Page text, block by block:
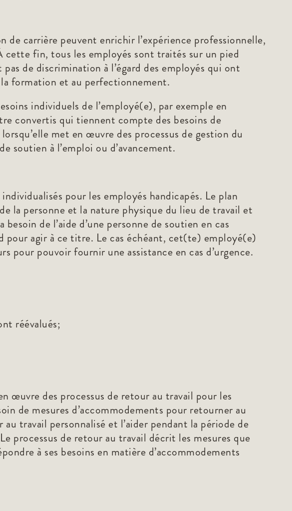
carrière peuvent enrichir l’expérience professionnelle,
cette fin, tous les employés sont traités sur un pied
de discrimination à l’égard des employés qui ont
la formation et au perfectionnement.
individuels de l’employé(e), par exemple en
convertis qui tiennent compte des besoins de
met en œuvre des processus de gestion du
soutien à l’emploi ou d’avancement.
pour les employés handicapés. Le plan
la personne et la nature physique du lieu de travail et
de l’aide d’une personne de soutien en cas
pour agir à ce titre. Le cas échéant, cet(te) employé(e)
pouvoir fournir une assistance en cas d’urgence.
réévalués;
œuvre des processus de retour au travail pour les
de mesures d’accommodements pour retourner au
travail personnalisé et l’aider pendant la période de
processus de retour au travail décrit les mesures que
à ses besoins en matière d’accommodements